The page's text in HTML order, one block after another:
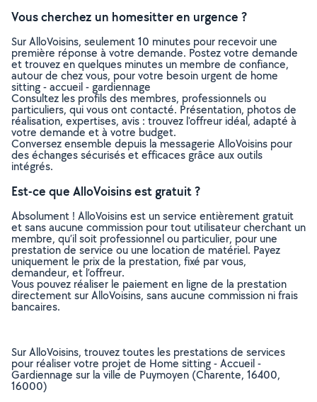
Vous cherchez un homesitter en urgence ?
Sur AlloVoisins, seulement 10 minutes pour recevoir une
première réponse à votre demande. Postez votre demande
et trouvez en quelques minutes un membre de confiance,
autour de chez vous, pour votre besoin urgent de home
sitting - accueil - gardiennage
Consultez les profils des membres, professionnels ou
particuliers, qui vous ont contacté. Présentation, photos de
réalisation, expertises, avis : trouvez l'offreur idéal, adapté à
votre demande et à votre budget.
Conversez ensemble depuis la messagerie AlloVoisins pour
des échanges sécurisés et efficaces grâce aux outils
intégrés.
Est-ce que AlloVoisins est gratuit ?
Absolument ! AlloVoisins est un service entièrement gratuit
et sans aucune commission pour tout utilisateur cherchant un
membre, qu’il soit professionnel ou particulier, pour une
prestation de service ou une location de matériel. Payez
uniquement le prix de la prestation, fixé par vous,
demandeur, et l’offreur.
Vous pouvez réaliser le paiement en ligne de la prestation
directement sur AlloVoisins, sans aucune commission ni frais
bancaires.
Sur AlloVoisins, trouvez toutes les prestations de services
pour réaliser votre projet de Home sitting - Accueil -
Gardiennage sur la ville de Puymoyen (Charente, 16400,
16000)